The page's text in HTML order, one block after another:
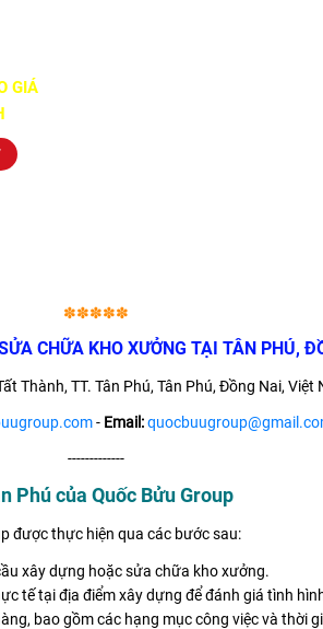
GIÁ
✽✽✽✽✽
CHỮA KHO XƯỞNG TẠI TÂN PHÚ,
Thành, TT. Tân Phú, Tân Phú, Đồng Nai, Việt
- Email:
-------------
Phú của Quốc Bửu Group
được thực hiện qua các bước sau:
xây dựng hoặc sửa chữa kho xưởng.
tế tại địa điểm xây dựng để đánh giá tình
bao gồm các hạng mục công việc và thời